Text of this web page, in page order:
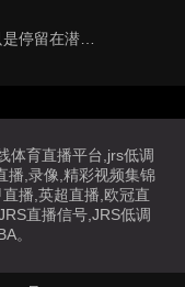
段就太可惜了
体育直播平台,jrs低调
播,录像,精彩视频集锦
播,英超直播,欧冠直
直播信号,JRS低调
。